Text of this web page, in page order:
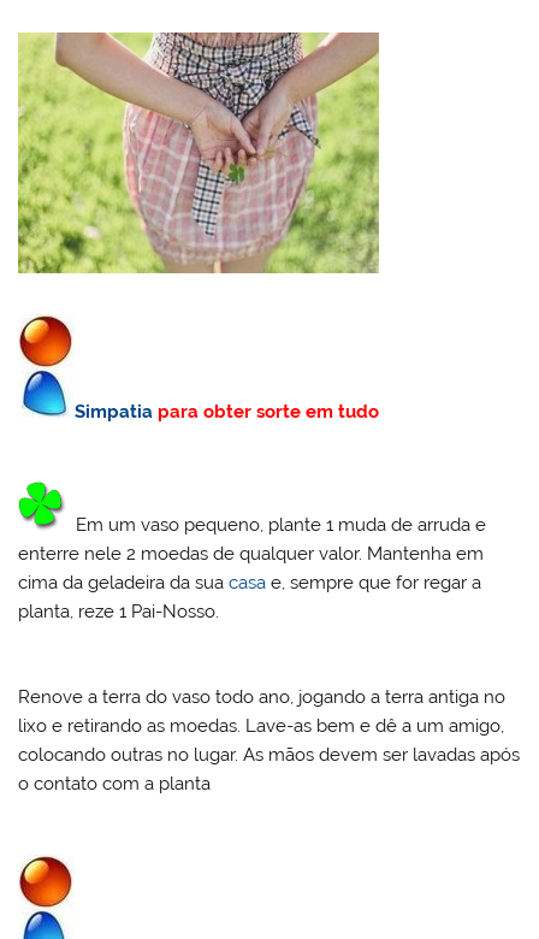
Simpatia para obter sorte em tudo
Em um vaso pequeno, plante 1 muda de arruda e
enterre nele 2 moedas de qualquer valor. Mantenha em
cima da geladeira da suacasa e, sempre que for regar a
planta, reze 1 Pai-Nosso.
Renove a terra do vaso todo ano, jogando a terra antiga no
lixo e retirando as moedas. Lave-as bem e dê a um amigo,
colocando outras no lugar. As mãos devem ser lavadas após
o contato com a planta